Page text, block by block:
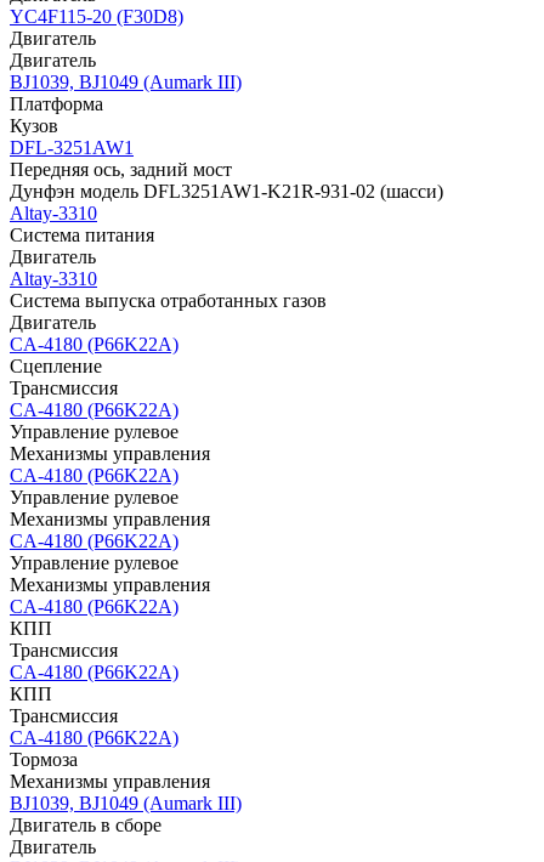
YC4F115-20 (F30D8)
Двигатель
Двигатель
BJ1039, BJ1049 (Aumark III)
Платформа
Кузов
DFL-3251AW1
Передняя ось, задний мост
Дунфэн модель DFL3251AW1-K21R-931-02 (шасси)
Altay-3310
Система питания
Двигатель
Altay-3310
Система выпуска отработанных газов
Двигатель
CA-4180 (P66K22A)
Сцепление
Трансмиссия
CA-4180 (P66K22A)
Управление рулевое
Механизмы управления
CA-4180 (P66K22A)
Управление рулевое
Механизмы управления
CA-4180 (P66K22A)
Управление рулевое
Механизмы управления
CA-4180 (P66K22A)
КПП
Трансмиссия
CA-4180 (P66K22A)
КПП
Трансмиссия
CA-4180 (P66K22A)
Тормоза
Механизмы управления
BJ1039, BJ1049 (Aumark III)
Двигатель в сборе
Двигатель